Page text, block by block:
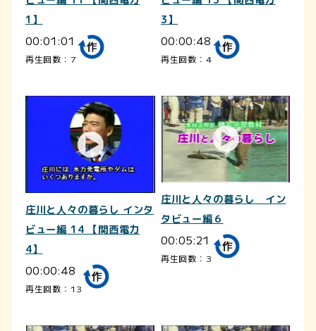
1】
00:01:01
再生回数：7
3】
00:00:48
再生回数：4
庄川と人々の暮らし インタ
ビュー編 14 【関西電力
4】
00:00:48
再生回数：13
庄川と人々の暮らし イン
タビュー編６
00:05:21
再生回数：3